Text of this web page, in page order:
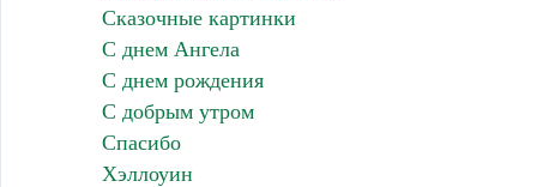
Сказочные картинки
С днем Ангела
С днем рождения
С добрым утром
Спасибо
Хэллоуин